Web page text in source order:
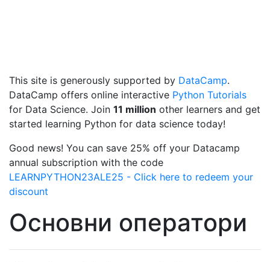
This site is generously supported by DataCamp.
DataCamp offers online interactive Python Tutorials
for Data Science. Join 11 million other learners and get
started learning Python for data science today!
Good news! You can save 25% off your Datacamp
annual subscription with the code
LEARNPYTHON23ALE25 - Click here to redeem your
discount
Основни оператори